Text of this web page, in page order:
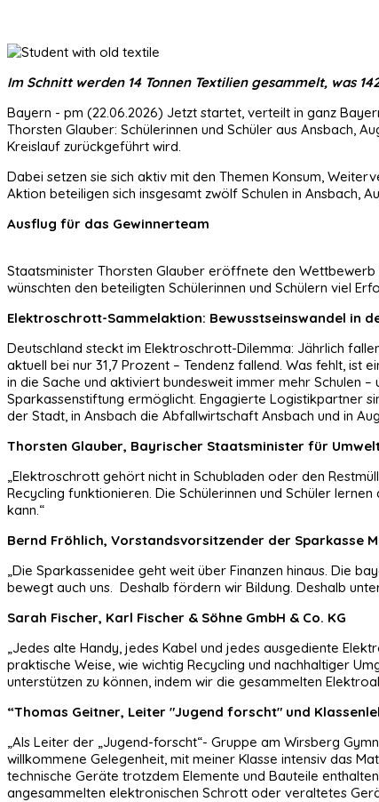
Im Schnitt werden 14 Tonnen Textilien gesammelt, was
Bayern - pm (22.06.2026) Jetzt startet, verteilt in ganz
Thorsten Glauber: Schülerinnen und Schüler aus Ansbach,
Kreislauf zurückgeführt wird.
Dabei setzen sie sich aktiv mit den Themen Konsum,
Aktion beteiligen sich insgesamt zwölf Schulen in Ansbach,
Ausflug für das Gewinnerteam
Staatsminister Thorsten Glauber eröffnete den
wünschten den beteiligten Schülerinnen und Schülern viel
Elektroschrott-Sammelaktion: Bewusstseinswandel in
Deutschland steckt im Elektroschrott-Dilemma: Jährlich
aktuell bei nur 31,7 Prozent – Tendenz fallend. Was fehlt, ist
in die Sache und aktiviert bundesweit immer mehr Schulen
Sparkassenstiftung ermöglicht. Engagierte Logistikpartner
der Stadt, in Ansbach die Abfallwirtschaft Ansbach und in
Thorsten Glauber, Bayrischer Staatsminister für
„Elektroschrott gehört nicht in Schubladen oder den
Recycling funktionieren. Die Schülerinnen und Schüler
kann.“
Bernd Fröhlich, Vorstandsvorsitzender der Sparkasse
„Die Sparkassenidee geht weit über Finanzen hinaus. Die
bewegt auch uns. Deshalb fördern wir Bildung. Deshalb
Sarah Fischer, Karl Fischer & Söhne GmbH & Co. KG
„Jedes alte Handy, jedes Kabel und jedes ausgediente
praktische Weise, wie wichtig Recycling und nachhaltiger
unterstützen zu können, indem wir die gesammelten
“Thomas Geitner, Leiter "Jugend forscht" und
„Als Leiter der „Jugend-forscht“- Gruppe am Wirsberg
willkommene Gelegenheit, mit meiner Klasse intensiv das
technische Geräte trotzdem Elemente und Bauteile
angesammelten elektronischen Schrott oder veraltetes